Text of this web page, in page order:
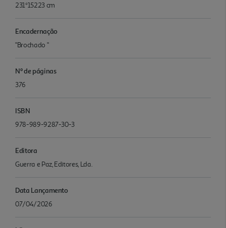
231*15223 cm
Encadernação
"Brochado "
Nº de páginas
376
ISBN
978-989-9287-30-3
Editora
Guerra e Paz, Editores, Lda.
Data Lançamento
07/04/2026